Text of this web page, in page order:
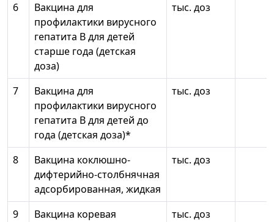
6
Вакцина для
профилактики вирусного
гепатита В для детей
старше года (детская
доза)
тыс. доз
7
Вакцина для
профилактики вирусного
гепатита В для детей до
года (детская доза)*
тыс. доз
8
Вакцина коклюшно-
дифтерийно-столбнячная
адсорбированная, жидкая
тыс. доз
9 Вакцина коревая
тыс. доз